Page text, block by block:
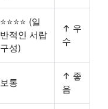
⭐⭐⭐⭐ (일
반적인 서랍
구성)
↑ 우
수
보통
↑ 좋
음